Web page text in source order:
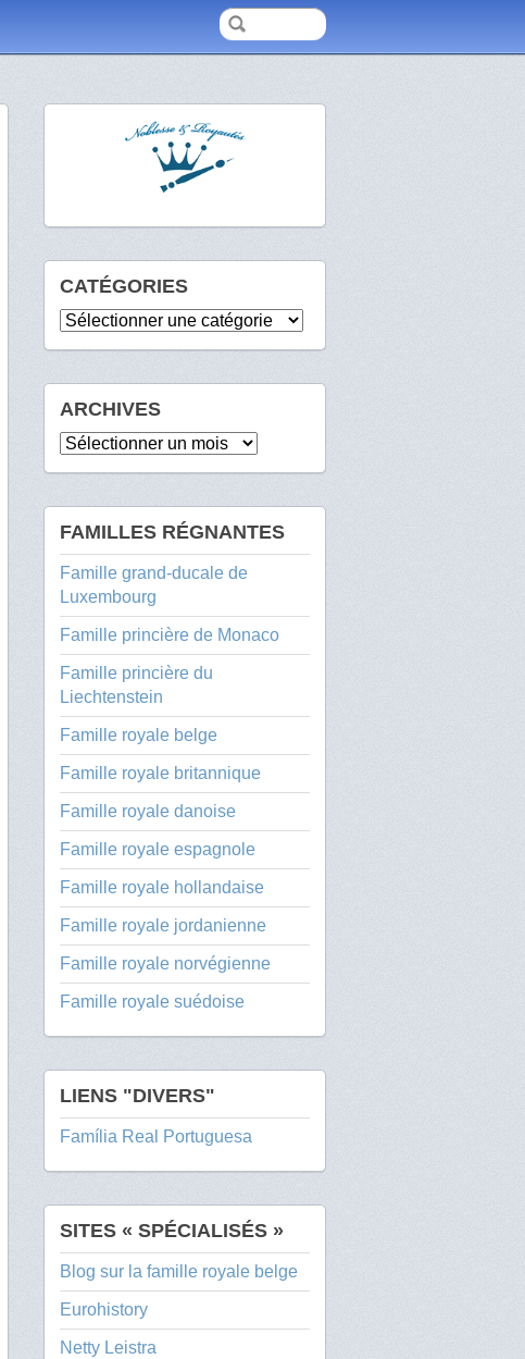
CATÉGORIES
Catégories
ARCHIVES
Archives
FAMILLES RÉGNANTES
Famille grand-ducale de
Luxembourg
Famille princière de Monaco
Famille princière du
Liechtenstein
Famille royale belge
Famille royale britannique
Famille royale danoise
Famille royale espagnole
Famille royale hollandaise
Famille royale jordanienne
Famille royale norvégienne
Famille royale suédoise
LIENS "DIVERS"
Família Real Portuguesa
SITES « SPÉCIALISÉS »
Blog sur la famille royale belge
Eurohistory
Netty Leistra